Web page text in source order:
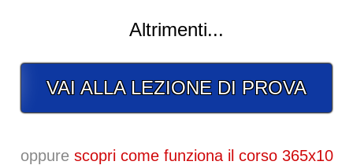
Altrimenti...
VAI ALLA LEZIONE DI PROVA
oppure scopri come funziona il corso 365x10